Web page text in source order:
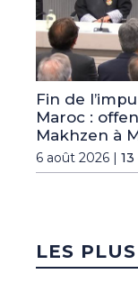
Fin de
Maroc :
Makhzen à
6 août 2026 |
LES